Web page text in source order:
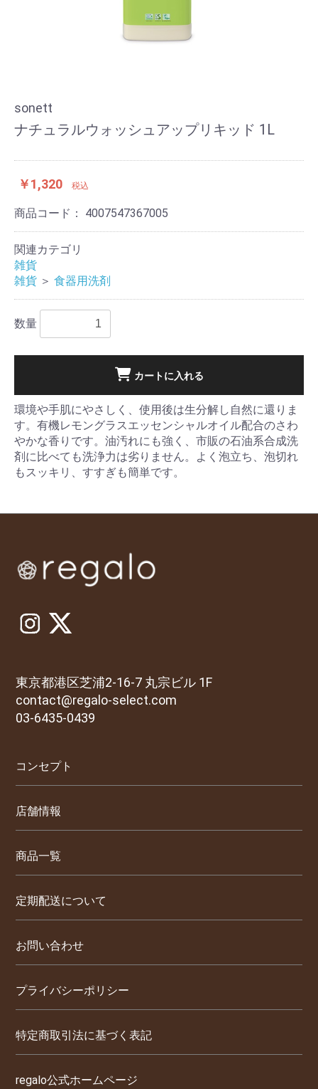
sonett
ナチュラルウォッシュアップリキッド 1L
￥1,320 税込
商品コード： 4007547367005
関連カテゴリ
雑貨
雑貨 ＞ 食器用洗剤
数量
カートに入れる
環境や手肌にやさしく、使用後は生分解し自然に還りま
す。有機レモングラスエッセンシャルオイル配合のさわ
やかな香りです。油汚れにも強く、市販の石油系合成洗
剤に比べても洗浄力は劣りません。よく泡立ち、泡切れ
もスッキリ、すすぎも簡単です。
東京都港区芝浦2-16-7 丸宗ビル 1F
contact@regalo-select.com
03-6435-0439
コンセプト
店舗情報
商品一覧
定期配送について
お問い合わせ
プライバシーポリシー
特定商取引法に基づく表記
regalo公式ホームページ